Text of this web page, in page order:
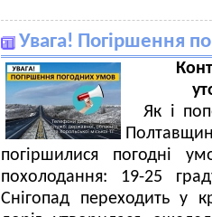
Увага! Погіршення
Як і
погіршилися погодні
похолодання: 19-25
Снігопад переходить у